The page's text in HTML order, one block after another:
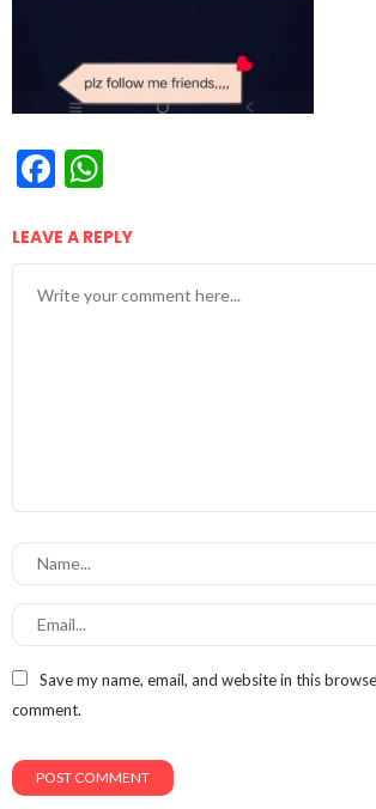
Facebook
LEAVE A REPLY
Save my name, email, and website in this
comment.